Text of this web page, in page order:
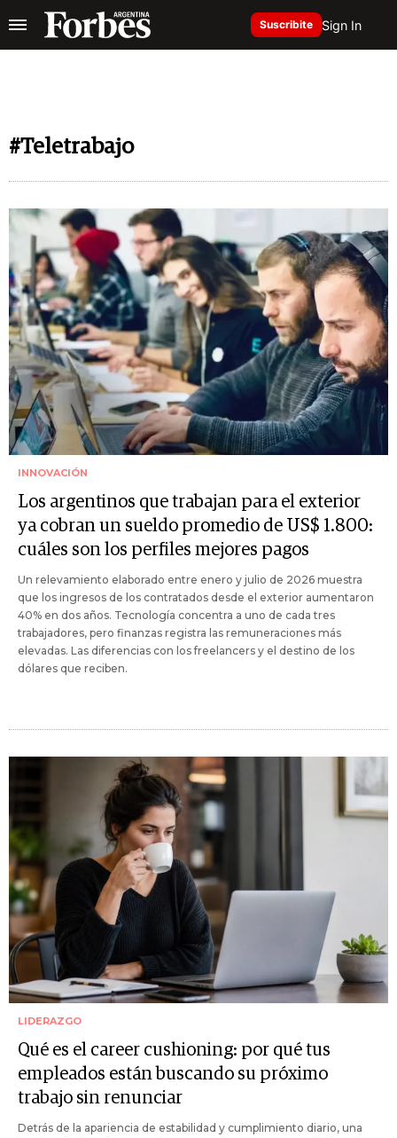
Suscribite Sign In
#Teletrabajo
INNOVACIÓN
Los argentinos que trabajan para el exterior
ya cobran un sueldo promedio de US$ 1.800:
cuáles son los perfiles mejores pagos
Un relevamiento elaborado entre enero y julio de 2026 muestra
que los ingresos de los contratados desde el exterior aumentaron
40% en dos años. Tecnología concentra a uno de cada tres
trabajadores, pero finanzas registra las remuneraciones más
elevadas. Las diferencias con los freelancers y el destino de los
dólares que reciben.
LIDERAZGO
Qué es el career cushioning: por qué tus
empleados están buscando su próximo
trabajo sin renunciar
Detrás de la apariencia de estabilidad y cumplimiento diario, una